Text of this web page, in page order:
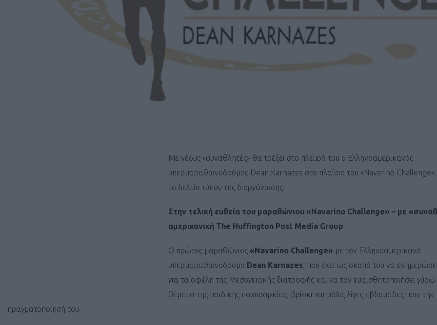
Με νέους «συναθλητές» θα τρέξει στο πλευρό του ο Ελληνοαμερικανός
υπερμαραθωνοδρόμος Dean Karnazes στο πλαίσιο του «Navarino
το δελτίο τύπου της διοργάνωσης:
Στην τελική ευθεία του μαραθώνιου «Navarino Challenge» – με
αμερικανική The Huffington Post Media Group
Ο πρώτος μαραθώνιος «Navarino Challenge» με τον Ελληνοαμερικανό
υπερμαραθωνοδρόμο Dean Karnazes, που έχει ως σκοπό του να
για τα οφέλη της Μεσογειακής διατροφής και να τον ευαισθητοποιήσει
θέματα της παιδικής παχυσαρκίας, βρίσκεται μόλις λίγες εβδομάδες πριν την
πραγματοποίησή του.